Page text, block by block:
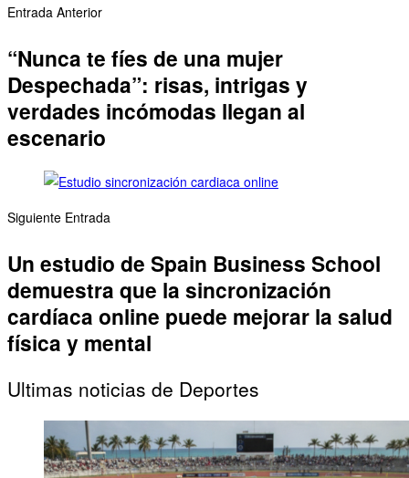
Entrada Anterior
“Nunca te fíes de una mujer
Despechada”: risas, intrigas y
verdades incómodas llegan al
escenario
Siguiente Entrada
Un estudio de Spain Business School
demuestra que la sincronización
cardíaca online puede mejorar la salud
física y mental
Ultimas noticias de Deportes